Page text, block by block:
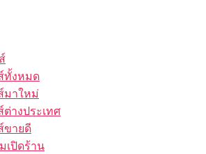
ทั้งหมด
มาใหม่
างประเทศ
ขายดี
ปิดร้าน